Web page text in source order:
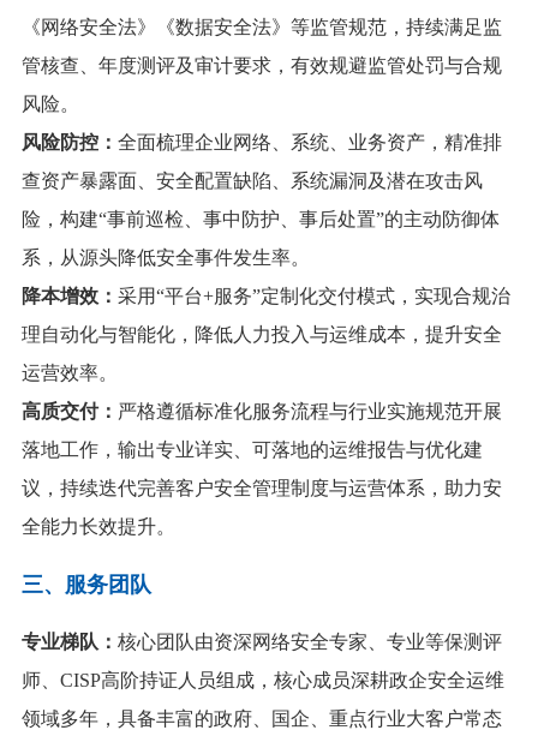
《网络安全法》《数据安全法》等监管规范，持续满足监
管核查、年度测评及审计要求，有效规避监管处罚与合规
风险。
风险防控： 全面梳理企业网络、系统、业务资产，精准排
查资产暴露面、安全配置缺陷、系统漏洞及潜在攻击风
险，构建“事前巡检、事中防护、事后处置”的主动防御体
系，从源头降低安全事件发生率。
降本增效： 采用“平台+服务”定制化交付模式，实现合规治
理自动化与智能化，降低人力投入与运维成本，提升安全
运营效率。
高质交付： 严格遵循标准化服务流程与行业实施规范开展
落地工作，输出专业详实、可落地的运维报告与优化建
议，持续迭代完善客户安全管理制度与运营体系，助力安
全能力长效提升。
三、服务团队
专业梯队： 核心团队由资深网络安全专家、专业等保测评
师、CISP高阶持证人员组成，核心成员深耕政企安全运维
领域多年，具备丰富的政府、国企、重点行业大客户常态